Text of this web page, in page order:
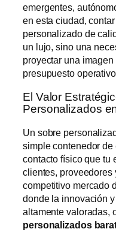
emergentes,
en esta ciudad,
personalizado de
un lujo, sino una
proyectar una
presupuesto
El Valor
Personalizados
Un sobre
simple contenedor
contacto físico que tu
clientes, proveedores
competitivo mercado
donde la innovación
altamente valoradas,
personalizados